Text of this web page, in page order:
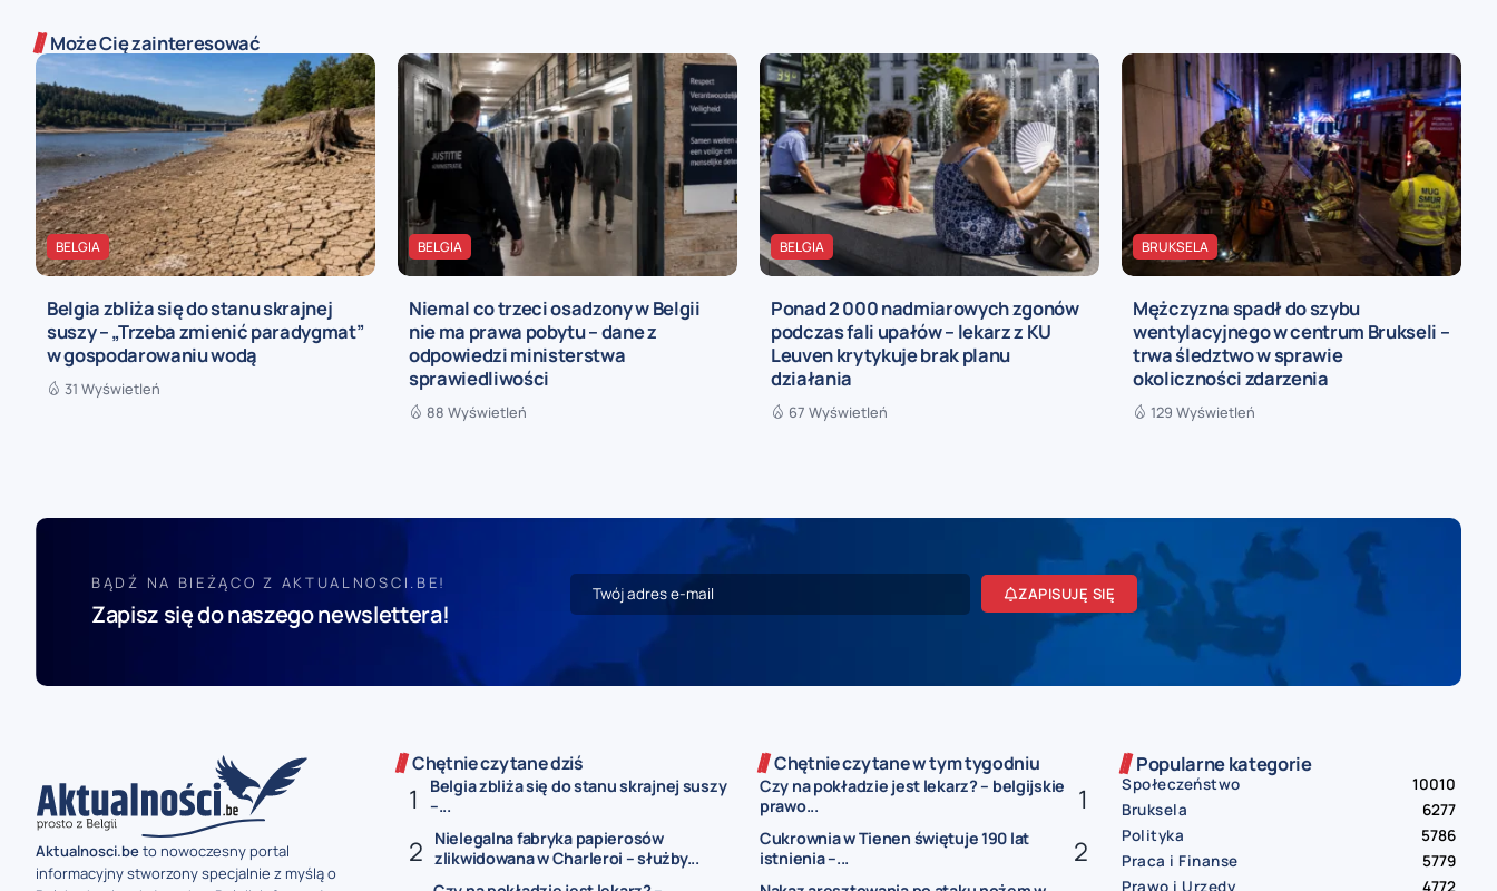
Może Cię zainteresować
BELGIA
Belgia zbliża się do stanu skrajnej
suszy – „Trzeba zmienić paradygmat”
w gospodarowaniu wodą
31 Wyświetleń
BELGIA
Niemal co trzeci osadzony w Belgii
nie ma prawa pobytu – dane z
odpowiedzi ministerstwa
sprawiedliwości
88 Wyświetleń
BELGIA
Ponad 2 000 nadmiarowych zgonów
podczas fali upałów – lekarz z KU
Leuven krytykuje brak planu
działania
67 Wyświetleń
BRUKSELA
Mężczyzna spadł do szybu
wentylacyjnego w centrum Brukseli –
trwa śledztwo w sprawie
okoliczności zdarzenia
129 Wyświetleń
BĄDŹ NA BIEŻĄCO Z AKTUALNOSCI.BE!
Zapisz się do naszego newslettera!
ZAPISUJĘ SIĘ
Aktualnosci.beto nowoczesny portal
informacyjny stworzony specjalnie z myślą o
Chętnie czytane dziś
Belgia zbliża się do stanu skrajnej suszy
–...
Nielegalna fabryka papierosów
zlikwidowana w Charleroi – służby...
Chętnie czytane w tym tygodniu
Czy na pokładzie jest lekarz? – belgijskie
prawo...
Cukrownia w Tienen świętuje 190 lat
istnienia –...
Popularne kategorie
Społeczeństwo
10010
Bruksela
6277
Polityka
5786
Praca i Finanse
5779
Prawo i Urzędy
4772